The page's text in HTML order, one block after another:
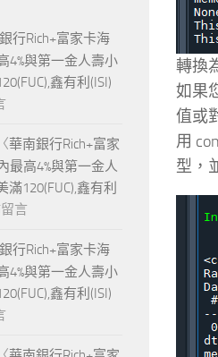
轉換
如果
值或
用
型，
行Rich+富家卡海
4%與第一金人壽小
鑫有利(ISI)
華南銀行Rich+富家
最高4%與第一金人
120(FUC),鑫有利
言
行Rich+富家卡海
4%與第一金人壽小
鑫有利(ISI)